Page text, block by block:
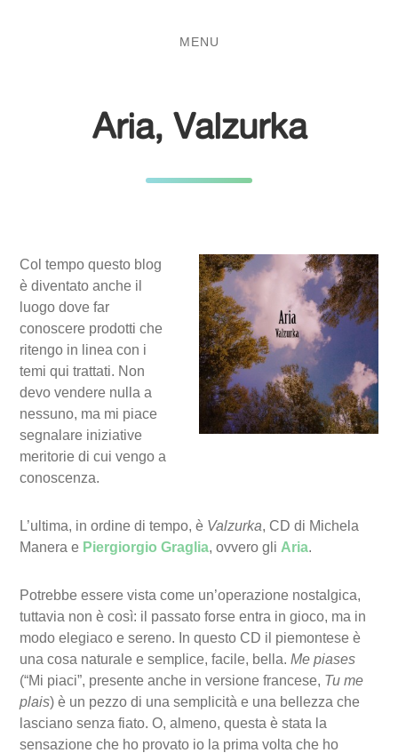
MENU
Aria, Valzurka
Col tempo questo blog
è diventato anche il
luogo dove far
conoscere prodotti che
ritengo in linea con i
temi qui trattati. Non
devo vendere nulla a
nessuno, ma mi piace
segnalare iniziative
meritorie di cui vengo a
conoscenza.
L’ultima, in ordine di tempo, è Valzurka, CD di Michela
Manera e Piergiorgio Graglia, ovvero gli Aria.
Potrebbe essere vista come un’operazione nostalgica,
tuttavia non è così: il passato forse entra in gioco, ma in
modo elegiaco e sereno. In questo CD il piemontese è
una cosa naturale e semplice, facile, bella.Me piases
(“Mi piaci”, presente anche in versione francese, Tu me
plais) è un pezzo di una semplicità e una bellezza che
lasciano senza fiato. O, almeno, questa è stata la
sensazione che ho provato io la prima volta che ho